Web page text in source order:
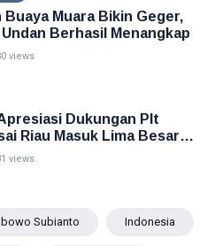
Buaya Muara Bikin Geger,
Berhasil Menangkap
views
Dukungan Plt
Riau Masuk Lima Besar
2026
views
Subianto Indonesia